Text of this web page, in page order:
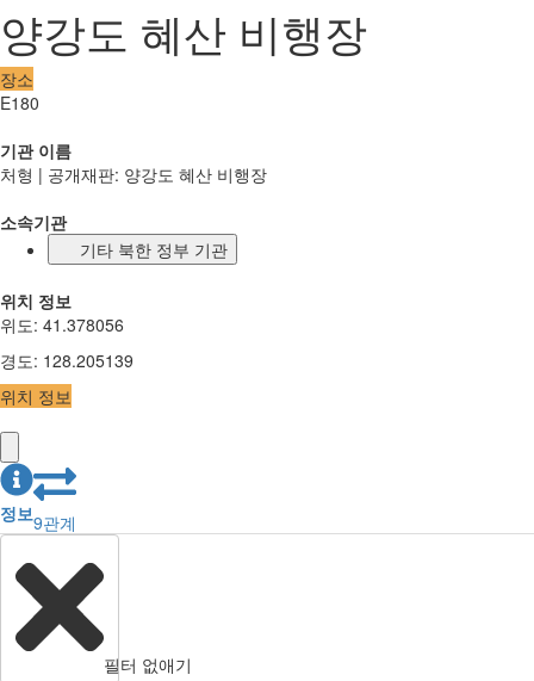
양강도 혜산 비행장
장소
E180
기관 이름
처형 | 공개재판: 양강도 혜산 비행장
소속기관
기타 북한 정부 기관
위치 정보
위도: 41.378056
경도: 128.205139
위치 정보
정보9관계
필터 없애기